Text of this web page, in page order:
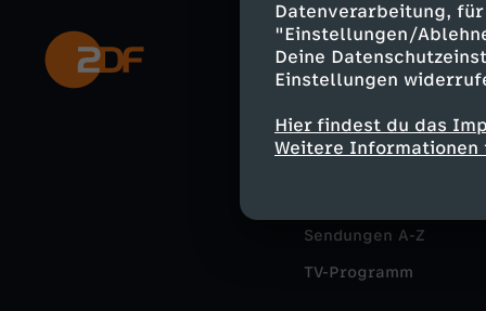
Datenverarbeitung,
"Einstellungen/
Deine
Einstellungen
Hier findest du das
Weitere
Mehr ZDF
ZDF-Apps
Smart TV
ZDFtext
Sendungen A-Z
TV-Programm